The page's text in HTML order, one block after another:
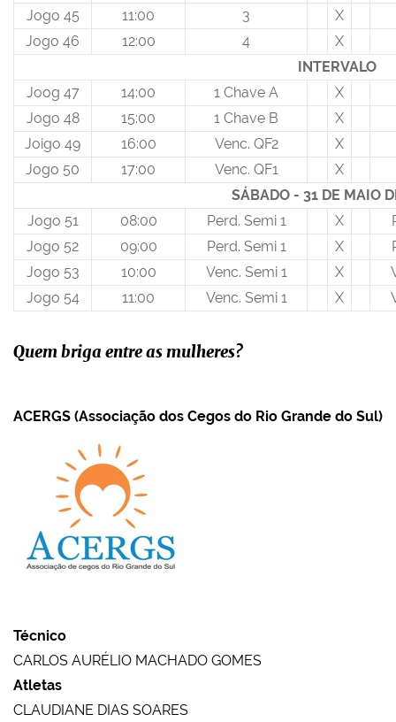
Jogo 45
11:00 3
X
Jogo 46
12:00 4
X
INTERVALO
Joog 47
14:00 1 Chave A
X
Jogo 48
15:00 1 Chave B
X
Joigo 49
16:00 Venc. QF2
X
Jogo 50
17:00 Venc. QF1
X
SÁBADO - 31 DE MAIO
Jogo 51
08:00 Perd. Semi 1 X
Jogo 52
09:00 Perd. Semi 1 X
Jogo 53
10:00 Venc. Semi 1 X
Jogo 54
11:00 Venc. Semi 1 X
Quem briga entre as mulheres?
ACERGS (Associação dos Cegos do Rio Grande do Sul)
Técnico
CARLOS AURÉLIO MACHADO GOMES
Atletas
CLAUDIANE DIAS SOARES